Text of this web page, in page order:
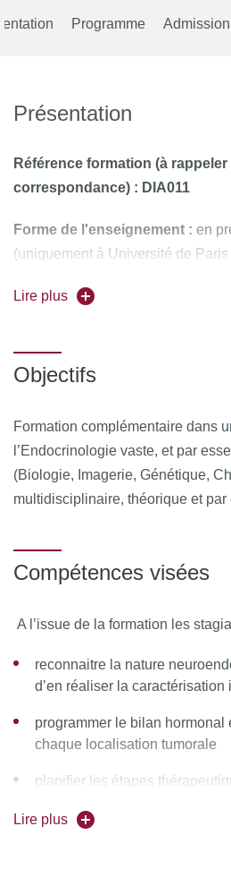
Programme Admission
Présentation
Référence formation (à
correspondance) : DIA011
Forme de l'enseignement : en
(uniquement à Université de Paris
Université partenaire :
Lire plus
Objectifs
Formation complémentaire dans
l’Endocrinologie vaste, et par
(Biologie, Imagerie, Génétique,
multidisciplinaire, théorique et par
Compétences visées
A l’issue de la formation les
reconnaitre la nature
d’en réaliser la caractérisation
programmer le bilan hormonal
chaque localisation tumorale
planifier les étapes
Lire plus